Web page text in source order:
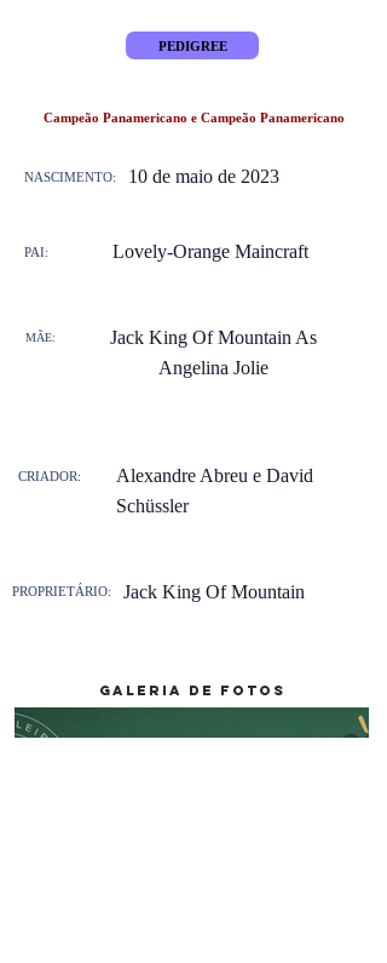
PEDIGREE
Campeão Panamericano e Campeão Panamericano
10 de maio de 2023
NASCIMENTO:
PAI: Lovely-Orange Maincraft
MÃE:
Jack King Of Mountain As
Angelina Jolie
Alexandre Abreu e David
Schüssler
CRIADOR:
PROPRIETÁRIO: Jack King Of Mountain
galeria de fotos